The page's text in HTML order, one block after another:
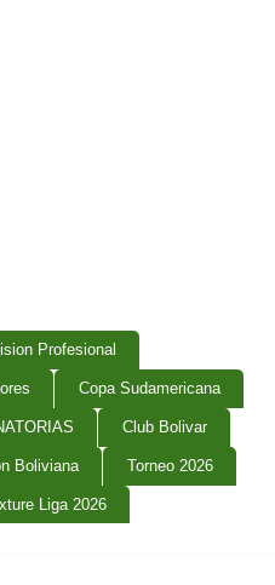
Profesional
Copa Sudamericana
Club Bolivar
Boliviana Torneo 2026
Liga 2026